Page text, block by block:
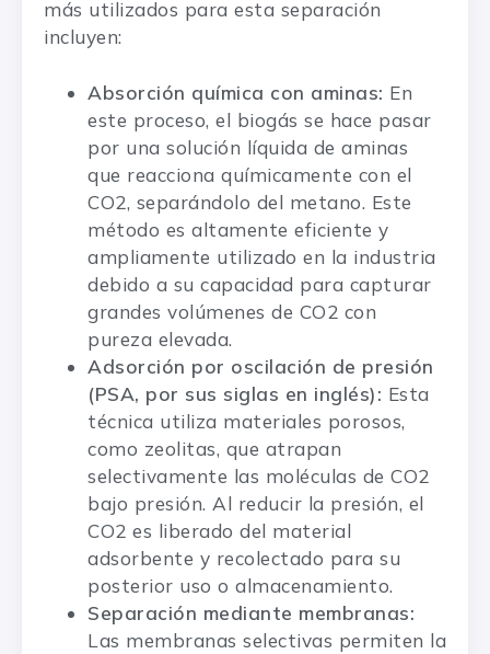
más utilizados para esta separación
incluyen:
Absorción química con aminas: En
este proceso, el biogás se hace pasar
por una solución líquida de aminas
que reacciona químicamente con el
CO2, separándolo del metano. Este
método es altamente eficiente y
ampliamente utilizado en la industria
debido a su capacidad para capturar
grandes volúmenes de CO2 con
pureza elevada.
Adsorción por oscilación de presión
(PSA, por sus siglas en inglés): Esta
técnica utiliza materiales porosos,
como zeolitas, que atrapan
selectivamente las moléculas de CO2
bajo presión. Al reducir la presión, el
CO2 es liberado del material
adsorbente y recolectado para su
posterior uso o almacenamiento.
Separación mediante membranas:
Las membranas selectivas permiten la